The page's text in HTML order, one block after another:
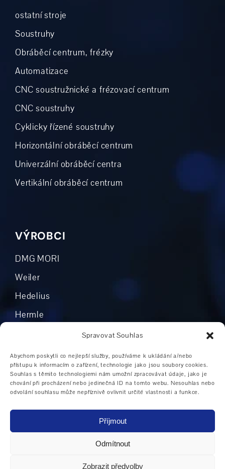
Spravovat Souhlas
Abychom poskytli co nejlepší služby, používáme k ukládání a/nebo
přístupu k informacím o zařízení, technologie jako jsou soubory cookies.
Souhlas s těmito technologiemi nám umožní zpracovávat údaje, jako je
chování při procházení nebo jedinečná ID na tomto webu. Nesouhlas nebo
odvolání souhlasu může nepříznivě ovlivnit určité vlastnosti a funkce.
Příjmout
Odmítnout
Zobrazit předvolby
ostatní stroje
Soustruhy
Obráběcí centrum, frézky
Automatizace
CNC soustružnické a frézovací centrum
CNC soustruhy
Cyklicky řízené soustruhy
Horizontální obráběcí centrum
Univerzální obráběcí centra
Vertikální obráběcí centrum
VÝROBCI
DMG MORI
Weiler
Hedelius
Hermle
Okuma
Boehringer
Grob
Ostatní výrobci